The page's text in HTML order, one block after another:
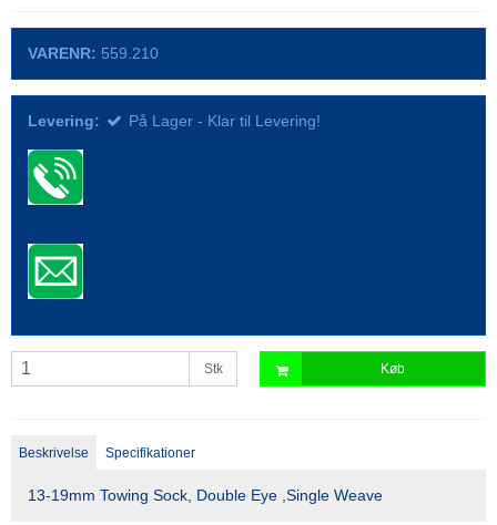
VARENR: 559.210
Levering: På Lager - Klar til Levering!
Stk Køb
Beskrivelse Specifikationer
13-19mm Towing Sock, Double Eye ,Single Weave